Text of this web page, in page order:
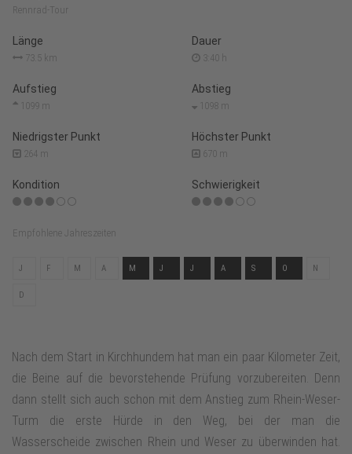
Rennrad-Tour
Länge
73.5 km
Dauer
3:40 h
Aufstieg
1099 m
Abstieg
1098 m
Niedrigster Punkt
264 m
Höchster Punkt
670 m
Kondition Schwierigkeit
Empfohlene Jahreszeiten
J F M A M J J A S O N
D
Nach dem Start in Kirchhundem hat man ein paar Kilometer Zeit,
die Beine auf die bevorstehende Prüfung vorzubereiten. Denn
dann stellt sich auch schon mit dem Anstieg zum Rhein-Weser-
Turm die erste Hürde in den Weg, bei der man die
Wasserscheide zwischen Rhein und Weser zu überwinden hat.